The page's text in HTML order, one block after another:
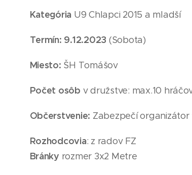
Kategória U9 Chlapci 2015 a mladší
Termín: 9.12.2023 (Sobota)
Miesto: ŠH Tomášov
Počet osôb v družstve: max.10
Občerstvenie: Zabezpečí
Rozhodcovia: z radov FZ
Bránky rozmer 3x2 Metre